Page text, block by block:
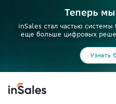
Теперь
inSales стал частью
еще больше цифровых
Узнать